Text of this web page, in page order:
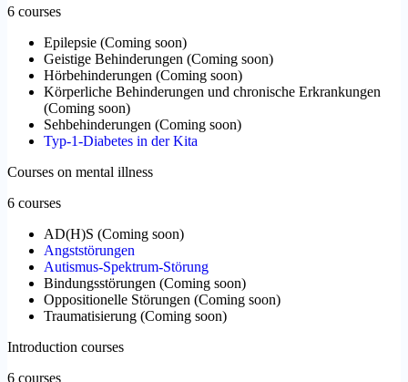
6 courses
Epilepsie (Coming soon)
Geistige Behinderungen (Coming soon)
Hörbehinderungen (Coming soon)
Körperliche Behinderungen und chronische Erkrankungen
(Coming soon)
Sehbehinderungen (Coming soon)
Typ-1-Diabetes in der Kita
Courses on mental illness
6 courses
AD(H)S (Coming soon)
Angststörungen
Autismus-Spektrum-Störung
Bindungsstörungen (Coming soon)
Oppositionelle Störungen (Coming soon)
Traumatisierung (Coming soon)
Introduction courses
6 courses